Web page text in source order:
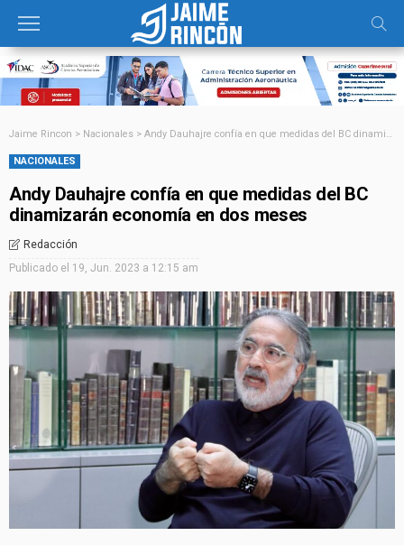
Jaime Rincon > Nacionales > Andy Dauhajre confía en que medidas del BC dinamizarán economía en dos meses
NACIONALES
Andy Dauhajre confía en que medidas del BC
dinamizarán economía en dos meses
Redacción
Publicado el 19, Jun. 2023 a 12:15 am